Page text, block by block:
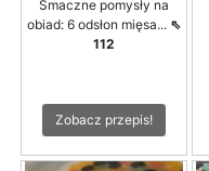
Smaczne pomysły na
obiad: 6 odsłon mięsa... ⇖
112
Zobacz przepis!